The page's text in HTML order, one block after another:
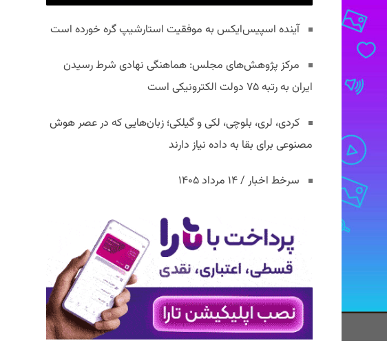
آینده اسپیس‌ایکس به موفقیت استارشیپ گره خورده است
مرکز پژوهش‌های مجلس: هماهنگی نهادی شرط رسیدن
ایران به رتبه ۷۵ دولت الکترونیکی است
کردی، لری، بلوچی، لکی و گیلکی؛ زبان‌هایی که در عصر هوش
مصنوعی برای بقا به داده نیاز دارند
سرخط اخبار / ۱۴ مرداد ۱۴۰۵